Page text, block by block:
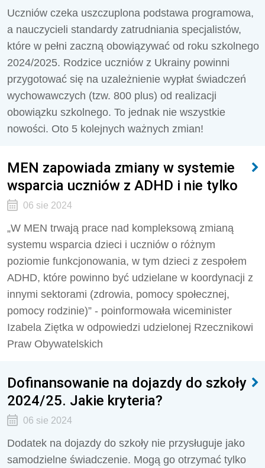
Uczniów czeka uszczuplona podstawa programowa,
a nauczycieli standardy zatrudniania specjalistów,
które w pełni zaczną obowiązywać od roku szkolnego
2024/2025. Rodzice uczniów z Ukrainy powinni
przygotować się na uzależnienie wypłat świadczeń
wychowawczych (tzw. 800 plus) od realizacji
obowiązku szkolnego. To jednak nie wszystkie
nowości. Oto 5 kolejnych ważnych zmian!
MEN zapowiada zmiany w systemie
wsparcia uczniów z ADHD i nie tylko
06 sie 2024
„W MEN trwają prace nad kompleksową zmianą
systemu wsparcia dzieci i uczniów o różnym
poziomie funkcjonowania, w tym dzieci z zespołem
ADHD, które powinno być udzielane w koordynacji z
innymi sektorami (zdrowia, pomocy społecznej,
pomocy rodzinie)” - poinformowała wiceminister
Izabela Ziętka w odpowiedzi udzielonej Rzecznikowi
Praw Obywatelskich
Dofinansowanie na dojazdy do szkoły
2024/25. Jakie kryteria?
06 sie 2024
Dodatek na dojazdy do szkoły nie przysługuje jako
samodzielne świadczenie. Mogą go otrzymać tylko